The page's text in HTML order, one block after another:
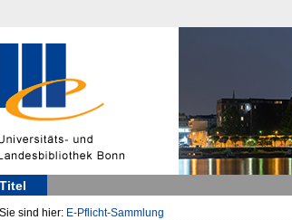
Titel
Sie sind hier: E-Pflicht-Sammlung